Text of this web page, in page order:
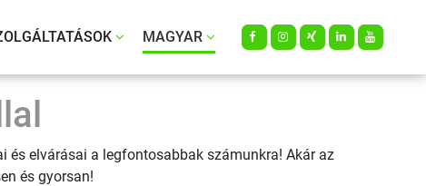
MAGYAR Facebookinstagram
Xing LinkedInYoutube
és elvárásai a legfontosabbak számunkra! Akár az
és gyorsan!